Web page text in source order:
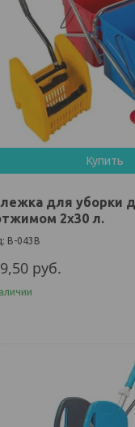
Купить
для уборки
2х30 л.
B-043B
руб.